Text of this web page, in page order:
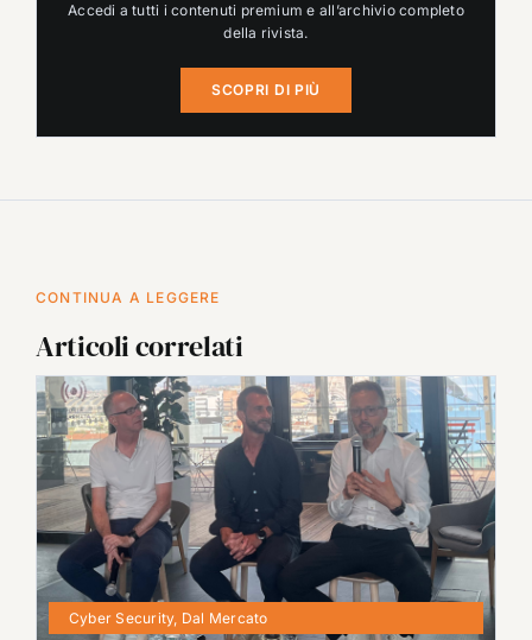
Accedi a tutti i contenuti premium e all’archivio completo
della rivista.
SCOPRI DI PIÙ
CONTINUA A LEGGERE
Articoli correlati
Cyber Security, Dal Mercato